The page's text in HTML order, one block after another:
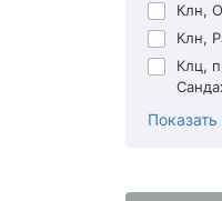
Клн,
Клн,
Клц,